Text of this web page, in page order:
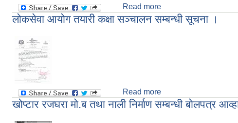
Read more
लोकसेवा आयोग तयारी कक्षा सञ्चालन सम्बन्धी सूचना ।
Read more
खोप्टार रजघरा मो.ब तथा नाली निर्माण सम्बन्धी बोलपत्र